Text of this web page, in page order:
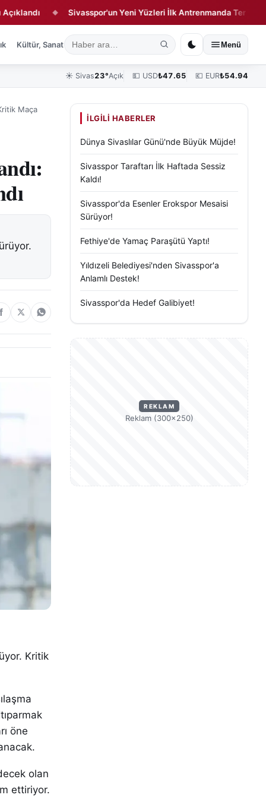
◆ Sivasspor'un Yeni Yüzleri İlk Antrenmanda Ter Döktü
Kültür, Sanat ve Tarih Yaşam Sivas Vefat Edenler Köşe
Menü
☀️ Sivas23°Açık 💵 USD₺47.65 💶 EUR₺54.94
Maça
Kritik
öne
olan
ettiriyor.
İLGILI HABERLER
Dünya Sivaslılar Günü'nde Büyük Müjde!
Sivasspor Taraftarı İlk Haftada Sessiz
Kaldı!
Sivasspor'da Esenler Erokspor Mesaisi
Sürüyor!
Fethiye'de Yamaç Paraşütü Yaptı!
Yıldızeli Belediyesi'nden Sivasspor'a
Anlamlı Destek!
Sivasspor'da Hedef Galibiyet!
REKLAM
Reklam (300×250)